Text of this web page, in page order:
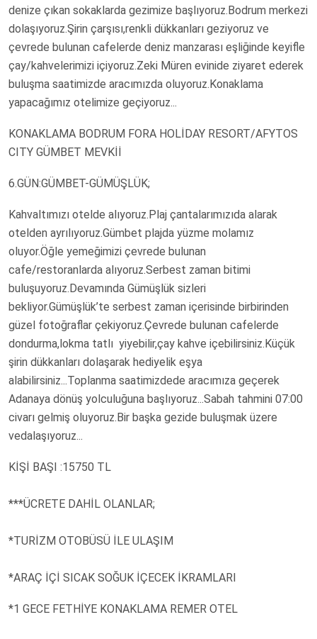
denize çıkan sokaklarda gezimize başlıyoruz.Bodrum merkezi
dolaşıyoruz.Şirin çarşısı,renkli dükkanları geziyoruz ve
çevrede bulunan cafelerde deniz manzarası eşliğinde keyifle
çay/kahvelerimizi içiyoruz.Zeki Müren evinide ziyaret ederek
buluşma saatimizde aracımızda oluyoruz.Konaklama
yapacağımız otelimize geçiyoruz...
KONAKLAMA BODRUM FORA HOLİDAY RESORT/AFYTOS
CITY GÜMBET MEVKİİ
6.GÜN:GÜMBET-GÜMÜŞLÜK;
Kahvaltımızı otelde alıyoruz.Plaj çantalarımızıda alarak
otelden ayrılıyoruz.Gümbet plajda yüzme molamız
oluyor.Öğle yemeğimizi çevrede bulunan
cafe/restoranlarda alıyoruz.Serbest zaman bitimi
buluşuyoruz.Devamında Gümüşlük sizleri
bekliyor.Gümüşlük’te serbest zaman içerisinde birbirinden
güzel fotoğraflar çekiyoruz.Çevrede bulunan cafelerde
dondurma,lokma tatlı yiyebilir,çay kahve içebilirsiniz.Küçük
şirin dükkanları dolaşarak hediyelik eşya
alabilirsiniz...Toplanma saatimizdede aracımıza geçerek
Adanaya dönüş yolculuğuna başlıyoruz...Sabah tahmini 07:00
civarı gelmiş oluyoruz.Bir başka gezide buluşmak üzere
vedalaşıyoruz...
KİŞİ BAŞI :15750 TL
***ÜCRETE DAHİL OLANLAR;
*TURİZM OTOBÜSÜ İLE ULAŞIM
*ARAÇ İÇİ SICAK SOĞUK İÇECEK İKRAMLARI
*1 GECE FETHİYE KONAKLAMA REMER OTEL